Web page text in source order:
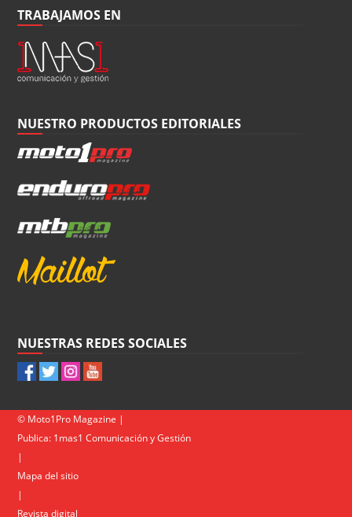
TRABAJAMOS EN
NUESTRO PRODUCTOS EDITORIALES
NUESTRAS REDES SOCIALES
© Moto1Pro Magazine |
Publica: 1mas1 Comunicación y Gestión
|
Mapa del sitio
|
Revista digital